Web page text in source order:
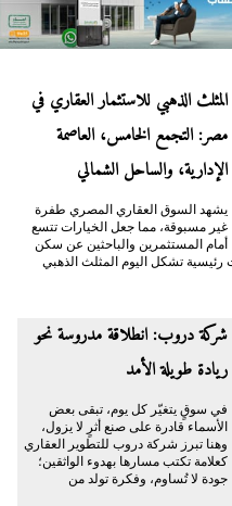
المثلث الذهبي للاستثمار العقاري في
مصر: التجمع الخامس، العاصمة
الإدارية، والساحل الشمالي
يشهد السوق العقاري المصري طفرة
غير مسبوقة، مما جعل الخيارات تتسع
أمام المستثمرين والباحثين عن سكن
تشكل اليوم المثلث الذهبي
شركة دروب: انطلاقة مدروسة نحو
ريادة طويلة الأمد
في سوقٍ يتغيّر كل يوم، تبقى بعض
الأسماء قادرة على صنع أثرٍ لا يزول،
وهنا تبرز شركة دروب للتطوير العقاري
كعلامة تكتب مسارها بهدوء الواثقين؛
جودة لا تُساوم، وفكرة تولد من